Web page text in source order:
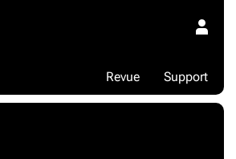
Support
Revue